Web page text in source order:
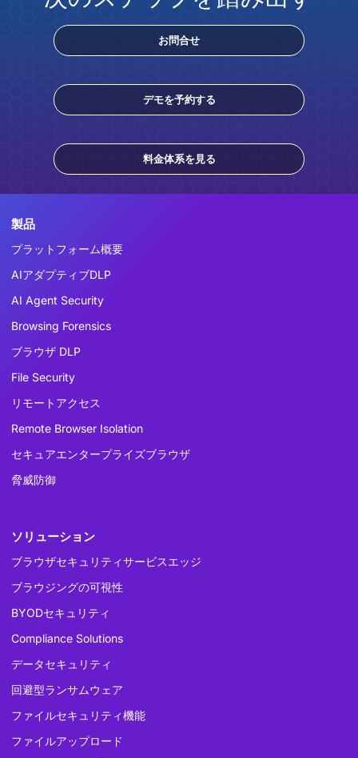
お問合せ
デモを予約する
料金体系を見る
製品
プラットフォーム概要
AIアダプティブDLP
AI Agent Security
Browsing Forensics
ブラウザ DLP
File Security
リモートアクセス
Remote Browser Isolation
セキュアエンタープライズブラウザ
脅威防御
ソリューション
ブラウザセキュリティサービスエッジ
ブラウジングの可視性
BYODセキュリティ
Compliance Solutions
データセキュリティ
回避型ランサムウェア
ファイルセキュリティ機能
ファイルアップロード